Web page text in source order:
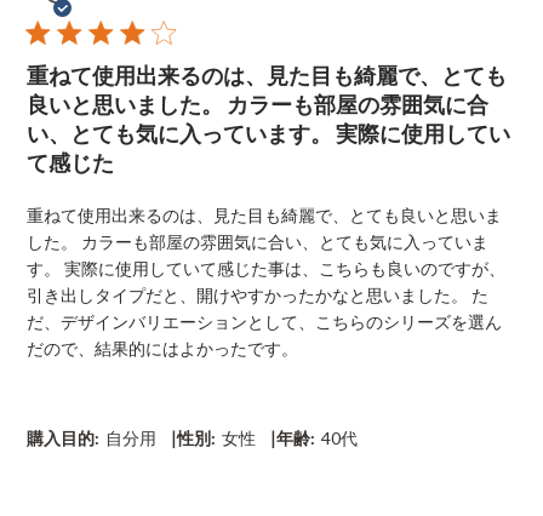
重ねて使用出来るのは、見た目も綺麗で、とても
良いと思いました。 カラーも部屋の雰囲気に合
い、とても気に入っています。 実際に使用してい
て感じた
重ねて使用出来るのは、見た目も綺麗で、とても良いと思いま
した。 カラーも部屋の雰囲気に合い、とても気に入っていま
す。 実際に使用していて感じた事は、こちらも良いのですが、
引き出しタイプだと、開けやすかったかなと思いました。 た
だ、デザインバリエーションとして、こちらのシリーズを選ん
だので、結果的にはよかったです。
購入目的: 自分用 |性別: 女性 |年齢: 40代